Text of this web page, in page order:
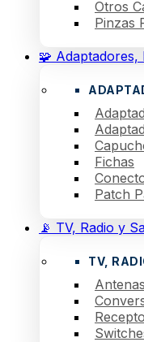
Otros
Pinzas
🧩 Adaptadores,
Fichas
Patch
📡 TV, Radio y
TV,